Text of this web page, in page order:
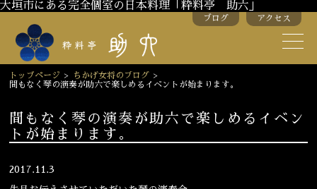
大垣市にある完全個室の日本料理「粋料亭 助六」
ブログ アクセス
トップページ > ちかげ女将のブログ >
間もなく琴の演奏が助六で楽しめるイベントが始まります。
間もなく琴の演奏が助六で楽しめるイベン
トが始まります。
2017.11.3
スタッフ紹介
季節のお料理 お弁当
お飲み物